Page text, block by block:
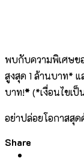
พบกับความพิเศษข
สูงสุด 1 ล้านบาท* แ
บาท!* (*เงื่อนไขเ
อย่าปล่อยโอกาสสุ
Share